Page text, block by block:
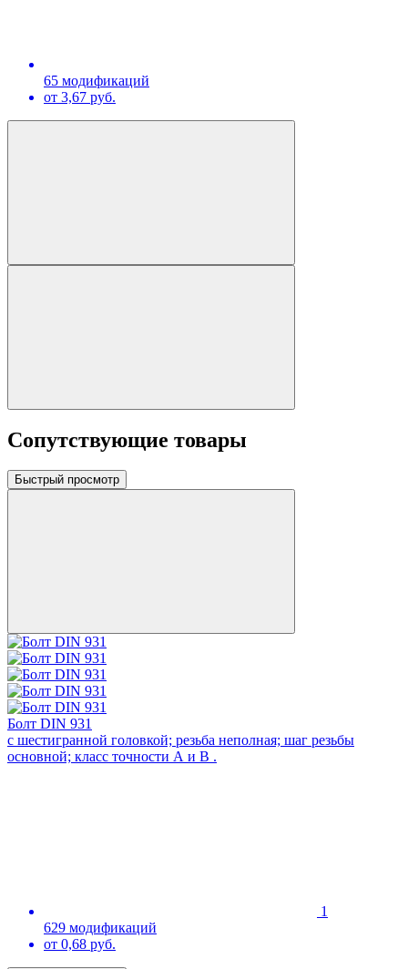
65 модификаций
от 3,67 руб.
Сопутствующие товары
Быстрый просмотр
Болт DIN 931
с шестигранной головкой; резьба неполная; шаг резьбы
основной; класс точности А и В .
1
629 модификаций
от 0,68 руб.